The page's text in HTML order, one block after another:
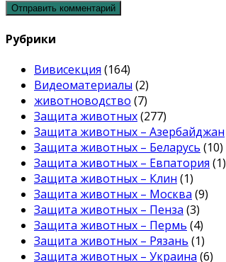
Рубрики
Вивисекция (164)
Видеоматериалы (2)
животноводство (7)
Защита животных(277)
Защита животных – Азербайджан
Защита животных – Беларусь (10)
Защита животных – Евпатория (1)
Защита животных – Клин (1)
Защита животных – Москва (9)
Защита животных – Пенза (3)
Защита животных – Пермь (4)
Защита животных – Рязань (1)
Защита животных – Украина (6)